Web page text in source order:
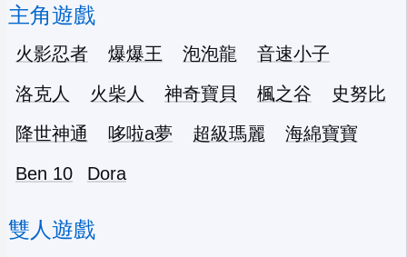
主角遊戲
火影忍者 爆爆王 泡泡龍
音速小子
洛克人
火柴人 神奇寶貝 楓之谷
史努比
降世神通
哆啦a夢 超級瑪麗
海綿寶寶
Ben 10
Dora
雙人遊戲